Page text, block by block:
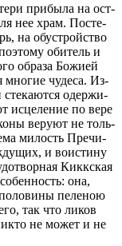
при­бы­ла на ост­
нее храм. По­сте­
на обу­строй­ство
оби­тель и
об­ра­за Бо­жи­ей
мно­гие чу­де­са. Из­
сте­ка­ют­ся одер­жи­
ис­це­ле­ние по ве­ре
ве­ру­ют не толь­
ми­лость Пре­чи­
и во­ис­ти­ну
Кикк­ская
она,
по­ло­ви­ны пе­ле­ною
так что ли­ков
не мо­жет и не